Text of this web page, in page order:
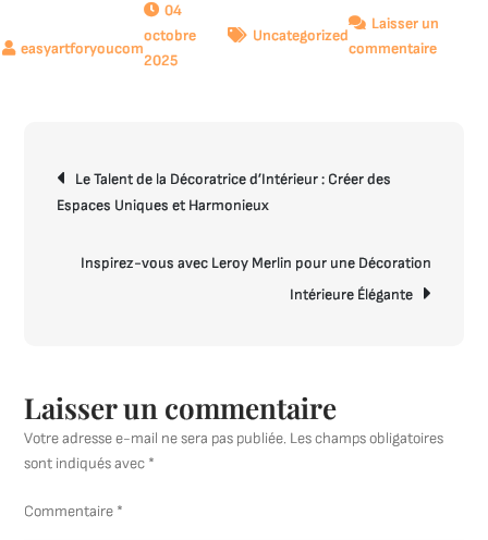
04
octobre
2025
Uncategorized
Laisser un
commentairesur
de
l’article
Le Talent de la Décoratrice d’Intérieur : Créer des
Espaces Uniques et Harmonieux
Inspirez-vous avec Leroy Merlin pour une Décoration
Intérieure Élégante
Laisser un commentaire
Votre adresse e-mail ne sera pas publiée. Les champs obligatoires
sont indiqués avec *
Commentaire *